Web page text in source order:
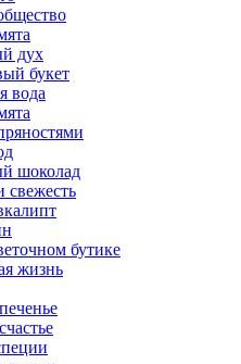
дух
букет
вода
шоколад
свежесть
бутике
жизнь